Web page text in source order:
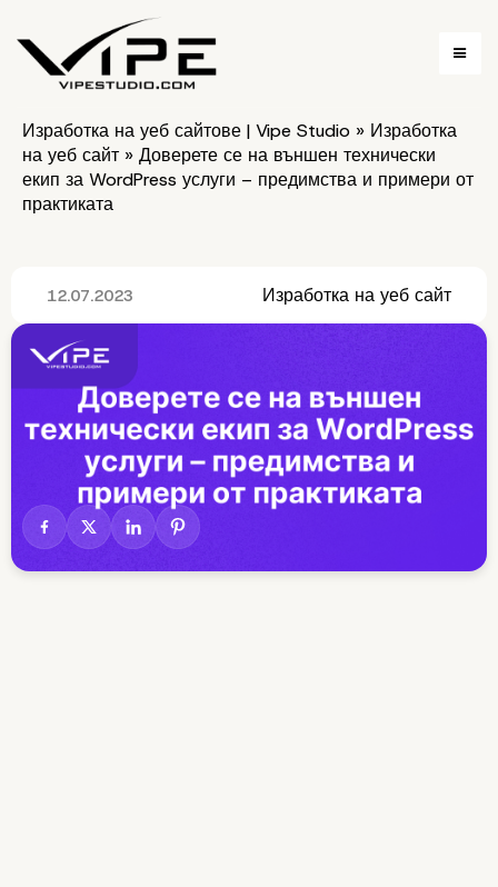
Изработка на уеб сайтове | Vipe Studio » Изработка
на уеб сайт » Доверете се на външен технически
екип за WordPress услуги – предимства и примери от
практиката
12.07.2023 Изработка на уеб сайт